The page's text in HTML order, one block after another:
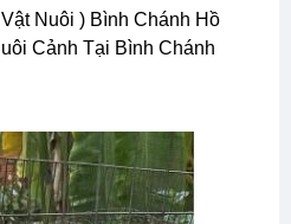
Cảnh Tại Bình Chánh